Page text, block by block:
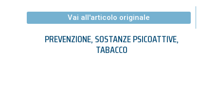
Vai all'articolo originale
PREVENZIONE,SOSTANZE PSICOATTIVE,
TABACCO